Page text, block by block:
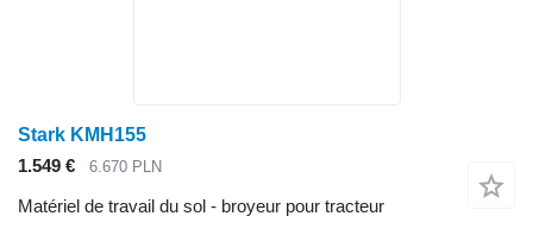
Stark KMH155
1.549 €
6.670 PLN
Matériel de travail du sol - broyeur pour tracteur